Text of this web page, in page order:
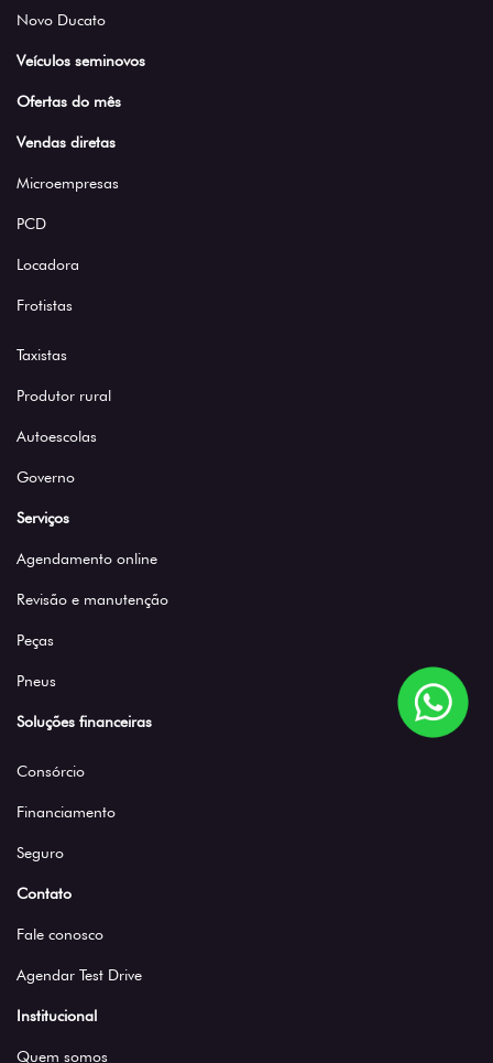
Novo Ducato
Veículos seminovos
Ofertas do mês
Vendas diretas
Microempresas
PCD
Locadora
Frotistas
Taxistas
Produtor rural
Autoescolas
Governo
Serviços
Agendamento online
Revisão e manutenção
Peças
Pneus
Soluções financeiras
Consórcio
Financiamento
Seguro
Contato
Fale conosco
Agendar Test Drive
Institucional
Quem somos